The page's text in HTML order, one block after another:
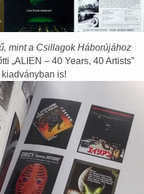
mint a Csillagok Háborújához
„ALIEN – 40 Years, 40 Artists”
is!